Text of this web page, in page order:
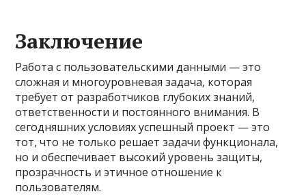
Заключение
Работа с пользовательскими данными — это
сложная и многоуровневая задача, которая
требует от разработчиков глубоких знаний,
ответственности и постоянного внимания. В
сегодняшних условиях успешный проект — это
тот, что не только решает задачи функционала,
но и обеспечивает высокий уровень защиты,
прозрачность и этичное отношение к
пользователям.